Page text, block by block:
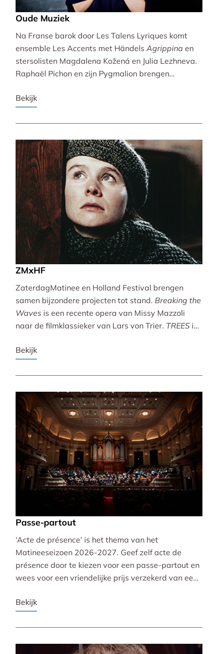
Oude Muziek
Na Franse barok door Les Talens Lyriques komt
ensemble Les Accents met Händels Agrippina en
stersolisten Magdalena Kožená en Julia Lezhneva.
Raphaël Pichon en zijn Pygmalion brengen
Bachvereniging en blokfluitiste Lucie Horsch spelen
Wantenaar, op historische instrumenten! De serie
Andrea Marcon.
Bekijk
ZMxHF
ZaterdagMatinee en Holland Festival brengen
samen bijzondere projecten tot stand. Breaking the
Waves is een recente opera van Missy Mazzoli
naar de filmklassieker van Lars von Trier. TREES is
met live muziek van Caroline Shaw (Pulitzer Prize &
Bekijk
Passe-partout
‘Acte de présence’ is het thema van het
Matineeseizoen 2026-2027. Geef zelf acte de
présence door te kiezen voor een passe-partout en
wees voor een vriendelijke prijs verzekerd van een
Bekijk